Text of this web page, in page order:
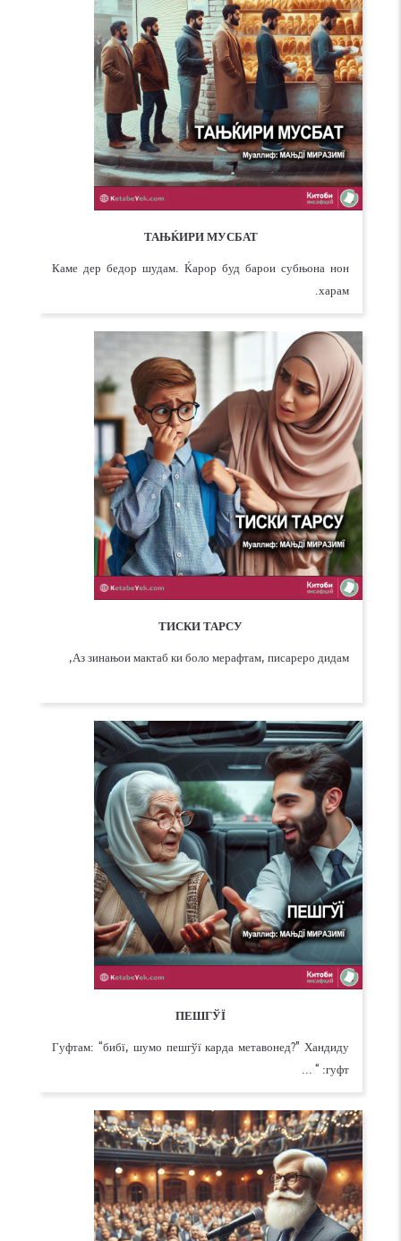
ТАЊЌИРИ МУСБАТ
Каме дер бедор шудам. Ќарор буд барои субњона нон
харам.
ТИСКИ ТАРСУ
Аз зинањои мактаб ки боло мерафтам, писареро дидам,
ПЕШГЎЇ
Гуфтам: “бибї, шумо пешгўї карда метавонед?” Хандиду
гуфт: “ ...